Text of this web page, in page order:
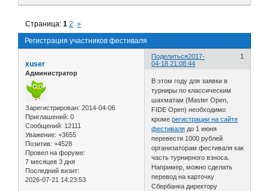
Регистрация участников фестиваля
Страница:1 2 »
Поделиться 1
2017-
04-18 21:08:44
xuser
Администратор
Зарегистрирован: 2014-04-06
Приглашений: 0
Сообщений: 12111
Уважение: +3655
Позитив: +4528
Провел на форуме:
7 месяцев 3 дня
Последний визит:
2026-07-21 14:23:53
В этом году для заявки в
турниры по классическим
шахматам (Master Open,
FIDE Open) необходимо
кромерегистрации на сайте
фестиваля до 1 июня
перевести 1000 рублей
организаторам фестиваля как
часть турнирного взноса.
Например, можно сделать
перевод на карточку
Сбербанка директору